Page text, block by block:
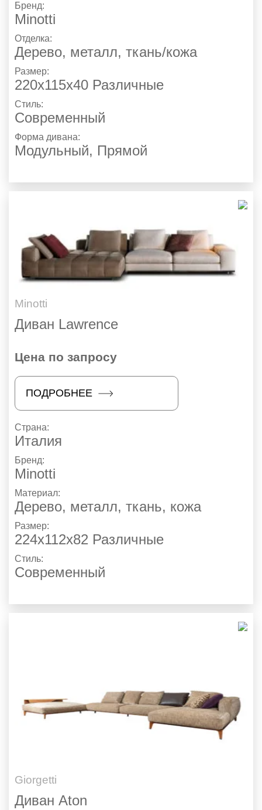
Бренд:
Minotti
Отделка:
Дерево, металл, ткань/кожа
Размер:
220х115х40 Различные
Стиль:
Современный
Форма дивана:
Модульный, Прямой
Minotti
Диван Lawrence
Цена по запросу
ПОДРОБНЕЕ
Страна:
Италия
Бренд:
Minotti
Материал:
Дерево, металл, ткань, кожа
Размер:
224х112х82 Различные
Стиль:
Современный
Giorgetti
Диван Aton